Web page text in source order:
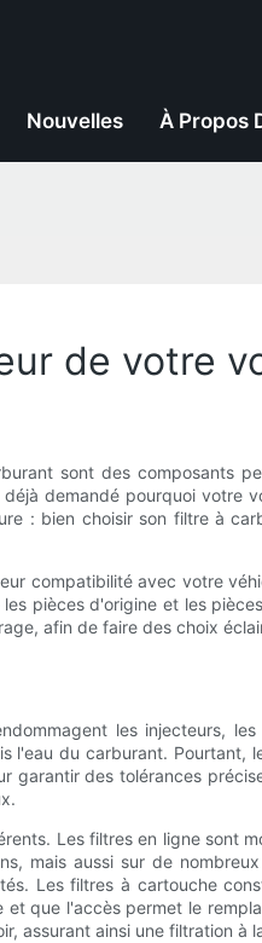
Nouvelles À Propos
de votre
sont des composants
demandé pourquoi votre
: bien choisir son filtre à
compatibilité avec votre
pièces d'origine et les
afin de faire des choix
les injecteurs,
l'eau du carburant. Pourtant,
des tolérances
Les filtres en ligne sont
mais aussi sur de
Les filtres à cartouche
que l'accès permet le
assurant ainsi une filtration à